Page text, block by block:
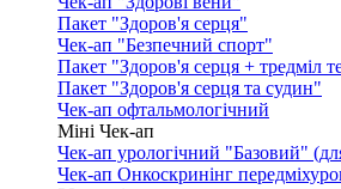
Пакет "Здоров'я серця"
Чек-ап "Безпечний спорт"
Пакет "Здоров'я серця + тредміл
Пакет "Здоров'я серця та судин"
Чек-ап офтальмологічний
Міні Чек-ап
Чек-ап урологічний "Базовий"
Чек-ап Онкоскринінг